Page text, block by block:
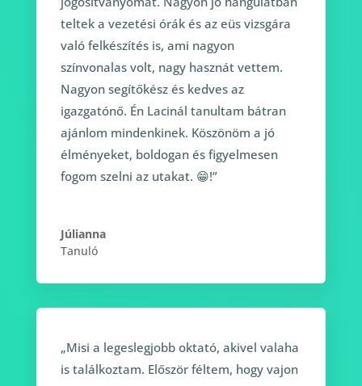
teltek a vezetési órák és az eüs vizsgára
való felkészítés is, ami nagyon
színvonalas volt, nagy hasznát vettem.
Nagyon segítőkész és kedves az
igazgatónő. Én Lacinál tanultam bátran
ajánlom mindenkinek. Köszönöm a jó
élményeket, boldogan és figyelmesen
fogom szelni az utakat. 😁!”
Júlianna
Tanuló
„Misi a legeslegjobb oktató, akivel valaha
is találkoztam. Először féltem, hogy vajon